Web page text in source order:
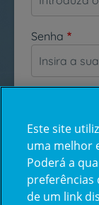
Senha
Este site
uma melhor
Poderá a
preferências
de um link